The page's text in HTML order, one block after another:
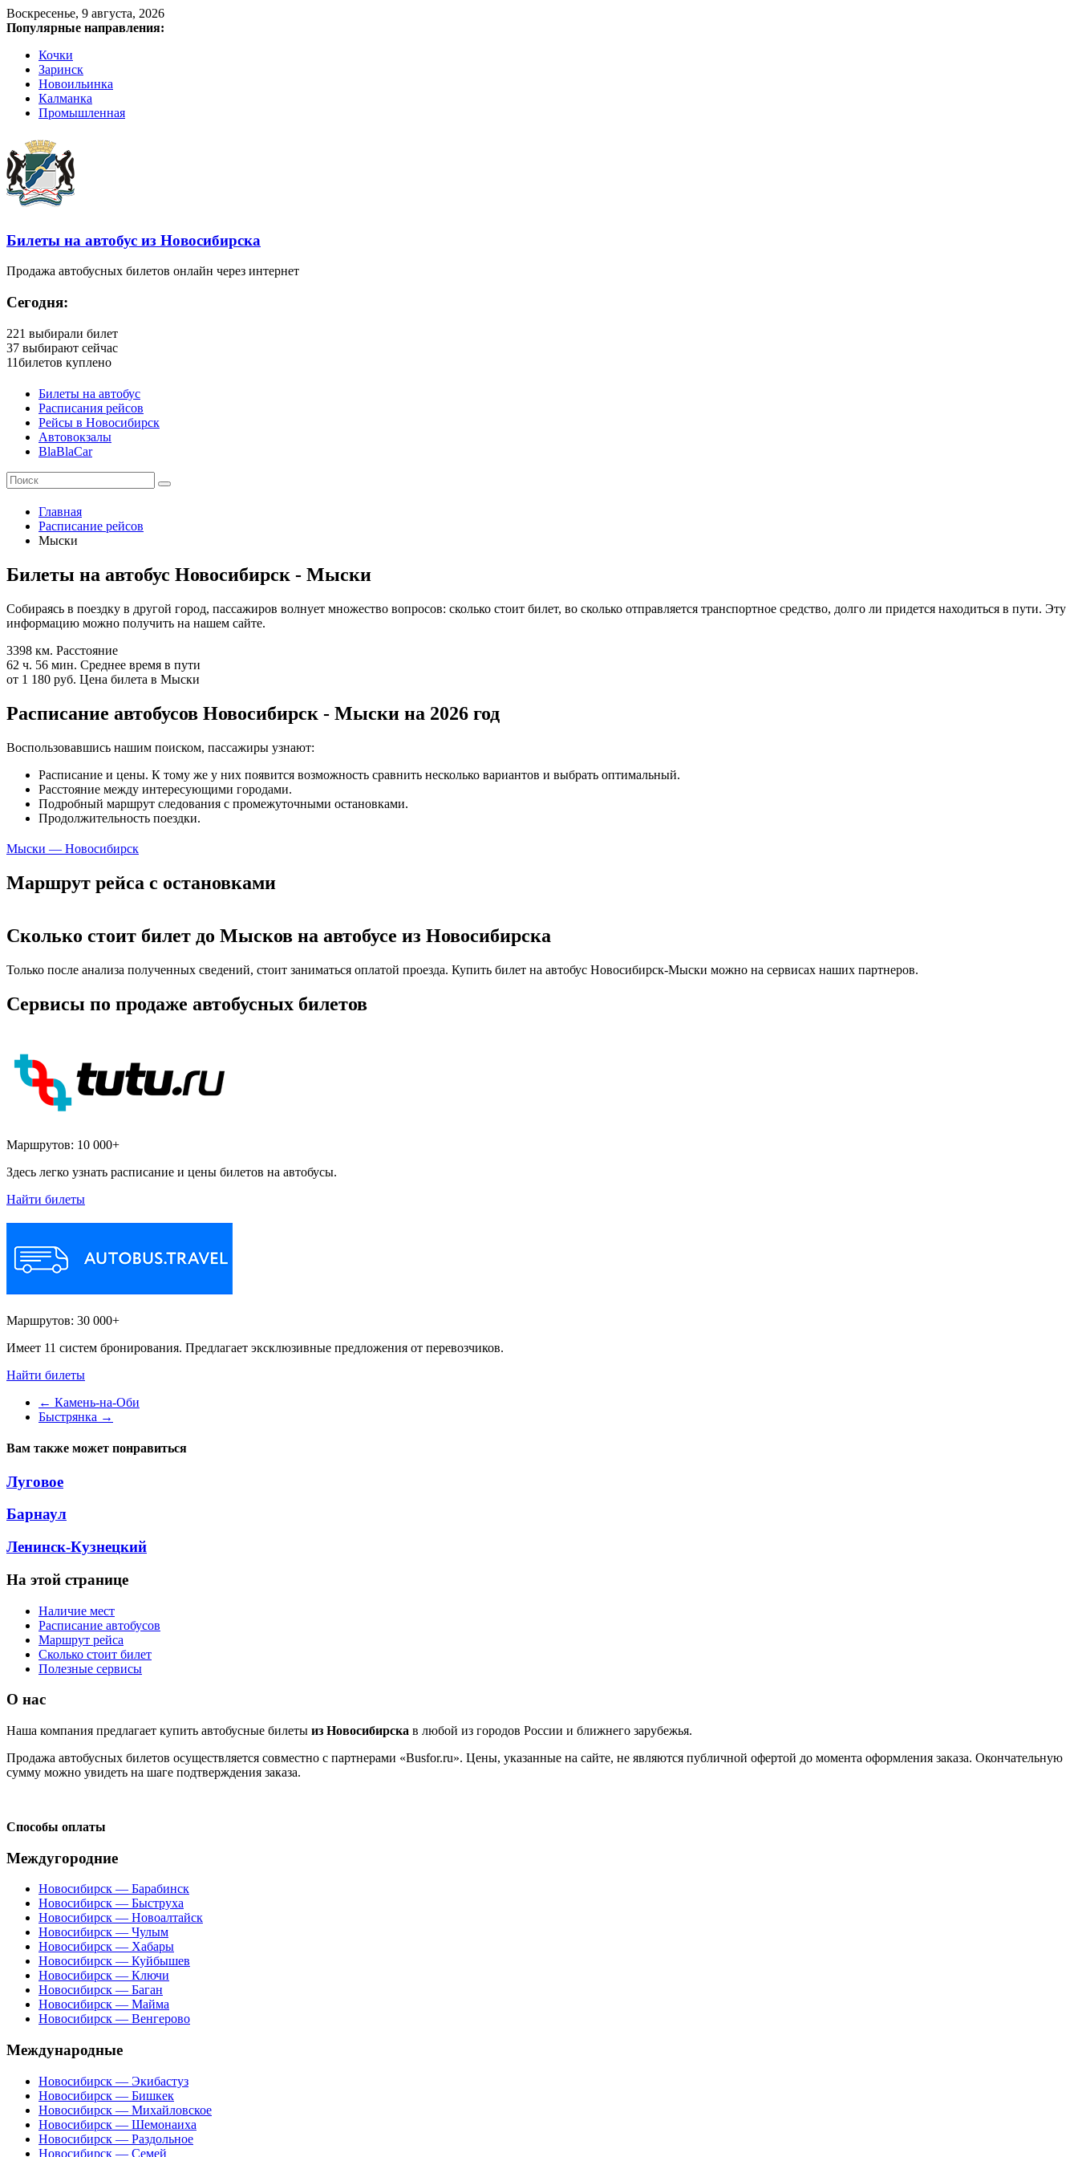
Воскресенье, 9 августа, 2026
Популярные направления:
Кочки
Заринск
Новоильинка
Калманка
Промышленная
Билеты на автобус из Новосибирска
Продажа автобусных билетов онлайн через интернет
Сегодня:
221 выбирали билет
37 выбирают сейчас
11билетов куплено
Билеты на автобус
Расписания рейсов
Рейсы в Новосибирск
Автовокзалы
BlaBlaCar
Главная
Расписание рейсов
Мыски
Билеты на автобус Новосибирск - Мыски
Собираясь в поездку в другой город, пассажиров волнует множество вопросов: сколько стоит билет, во сколько отправляется транспортное средство, долго ли придется находиться в пути. Эту
информацию можно получить на нашем сайте.
3398 км. Расстояние
62 ч. 56 мин. Среднее время в пути
от 1 180 руб. Цена билета в Мыски
Расписание автобусов Новосибирск - Мыски на 2026 год
Воспользовавшись нашим поиском, пассажиры узнают:
Расписание и цены. К тому же у них появится возможность сравнить несколько вариантов и выбрать оптимальный.
Расстояние между интересующими городами.
Подробный маршрут следования с промежуточными остановками.
Продолжительность поездки.
Мыски — Новосибирск
Маршрут рейса с остановками
Сколько стоит билет до Мысков на автобусе из Новосибирска
Только после анализа полученных сведений, стоит заниматься оплатой проезда. Купить билет на автобус Новосибирск-Мыски можно на сервисах наших партнеров.
Сервисы по продаже автобусных билетов
Маршрутов: 10 000+
Здесь легко узнать расписание и цены билетов на автобусы.
Найти билеты
Маршрутов: 30 000+
Имеет 11 систем бронирования. Предлагает эксклюзивные предложения от перевозчиков.
Найти билеты
← Камень-на-Оби
Быстрянка →
Вам также может понравиться
Луговое
Барнаул
Ленинск-Кузнецкий
На этой странице
Наличие мест
Расписание автобусов
Маршрут рейса
Сколько стоит билет
Полезные сервисы
О нас
Наша компания предлагает купить автобусные билеты из Новосибирска в любой из городов России и ближнего зарубежья.
Продажа автобусных билетов осуществляется совместно с партнерами «Busfor.ru». Цены, указанные на сайте, не являются публичной офертой до момента оформления заказа. Окончательную
сумму можно увидеть на шаге подтверждения заказа.
Способы оплаты
Междугородние
Новосибирск — Барабинск
Новосибирск — Быструха
Новосибирск — Новоалтайск
Новосибирск — Чулым
Новосибирск — Хабары
Новосибирск — Куйбышев
Новосибирск — Ключи
Новосибирск — Баган
Новосибирск — Майма
Новосибирск — Венгерово
Международные
Новосибирск — Экибастуз
Новосибирск — Бишкек
Новосибирск — Михайловское
Новосибирск — Шемонаиха
Новосибирск — Раздольное
Новосибирск — Семей